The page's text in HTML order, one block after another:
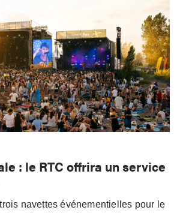
: le RTC offrira un service
navettes événementielles pour le